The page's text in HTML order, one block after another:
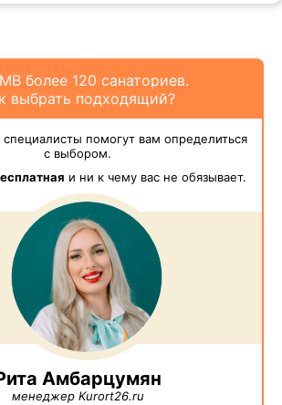
более 120 санаториев.
выбрать подходящий?
помогут вам определиться
с выбором.
и ни к чему вас не обязывает.
Амбарцумян
менеджер Kurort26.ru